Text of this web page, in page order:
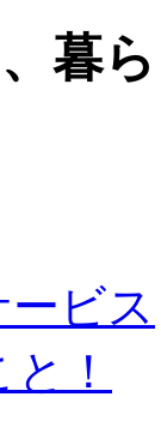
、暮
ビス
！